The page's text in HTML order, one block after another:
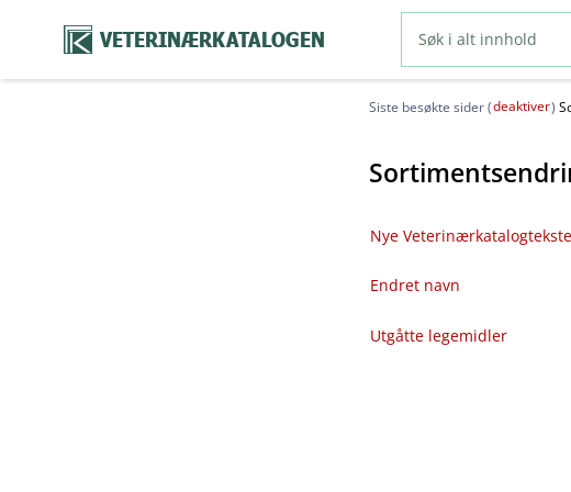
VETERINÆRKATALOGEN
Siste besøkte sider (deaktiver)
Nye
Endret navn
Utgåtte legemidler